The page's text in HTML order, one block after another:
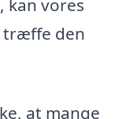
kan vores
træffe den
at mange